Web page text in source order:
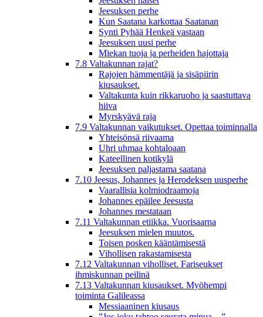
Jeesuksen perhe
Kun Saatana karkottaa Saatanan
Synti Pyhää Henkeä vastaan
Jeesuksen uusi perhe
Miekan tuoja ja perheiden hajottaja
7.8 Valtakunnan rajat?
Rajojen hämmentäjä ja sisäpiirin
kiusaukset.
Valtakunta kuin rikkaruoho ja saastuttava
hiiva
Myrskyävä raja
7.9 Valtakunnan vaikutukset. Opettaa toiminnalla
Yhteisönsä riivaama
Uhri uhmaa kohtaloaan
Kateellinen kotikylä
Jeesuksen paljastama saatana
7.10 Jeesus, Johannes ja Herodeksen uusperhe
Vaarallisia kolmiodraamoja
Johannes epäilee Jeesusta
Johannes mestataan
7.11 Valtakunnan etiikka. Vuorisaarna
Jeesuksen mielen muutos.
Toisen posken kääntämisestä
Vihollisen rakastamisesta
7.12 Valtakunnan viholliset. Fariseukset
ihmiskunnan peilinä
7.13 Valtakunnan kiusaukset. Myöhempi
toiminta Galileassa
Messiaaninen kiusaus